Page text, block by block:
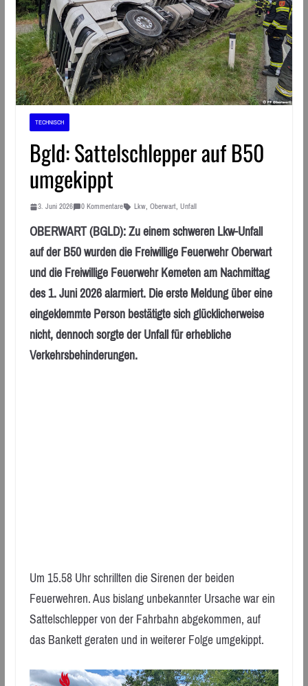
TECHNISCH
Bgld: Sattelschlepper auf B50
umgekippt
3. Juni 2026 0 Kommentare Lkw, Oberwart, Unfall
OBERWART (BGLD): Zu einem schweren Lkw-Unfall
auf der B50 wurden die Freiwillige Feuerwehr Oberwart
und die Freiwillige Feuerwehr Kemeten am Nachmittag
des 1. Juni 2026 alarmiert. Die erste Meldung über eine
eingeklemmte Person bestätigte sich glücklicherweise
nicht, dennoch sorgte der Unfall für erhebliche
Verkehrsbehinderungen.
Um 15.58 Uhr schrillten die Sirenen der beiden
Feuerwehren. Aus bislang unbekannter Ursache war ein
Sattelschlepper von der Fahrbahn abgekommen, auf
das Bankett geraten und in weiterer Folge umgekippt.